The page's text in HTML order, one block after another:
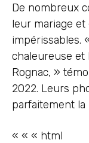
De nombreux
leur mariage
impérissables.
chaleureuse et
Rognac, »
2022. Leurs
parfaitement la
« « « html